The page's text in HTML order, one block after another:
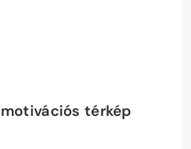
térkép